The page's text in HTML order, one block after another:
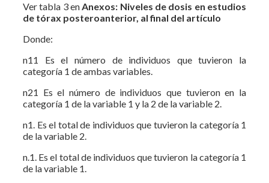
Ver tabla 3 enAnexos: Niveles de dosis en estudios
de tórax posteroanterior, al final del artículo
Donde:
n11 Es el número de individuos que tuvieron la
categoría 1 de ambas variables.
n21 Es el número de individuos que tuvieron en la
categoría 1 de la variable 1 y la 2 de la variable 2.
n1. Es el total de individuos que tuvieron la categoría 1
de la variable 2.
n.1. Es el total de individuos que tuvieron la categoría 1
de la variable 1.